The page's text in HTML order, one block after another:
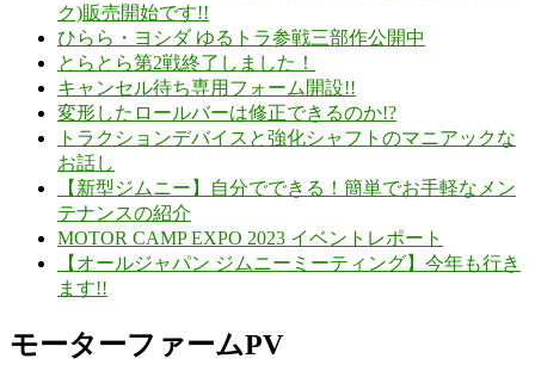
ク)販売開始です!!
ひらら・ヨシダ ゆるトラ参戦三部作公開中
とらとら第2戦終了しました！
キャンセル待ち専用フォーム開設!!
変形したロールバーは修正できるのか!?
トラクションデバイスと強化シャフトのマニアックな
お話し
【新型ジムニー】自分でできる！簡単でお手軽なメン
テナンスの紹介
MOTOR CAMP EXPO 2023 イベントレポート
【オールジャパン ジムニーミーティング】今年も行き
ます!!
モーターファームPV